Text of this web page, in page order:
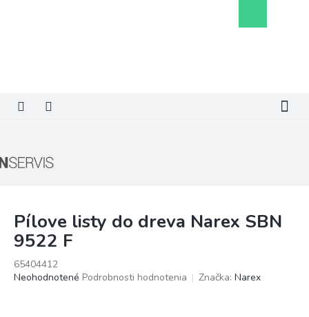
košík
Pílove listy do dreva Narex SBN
9522 F
65404412
Priemerné
Neohodnotené Podrobnosti hodnotenia Značka: Narex